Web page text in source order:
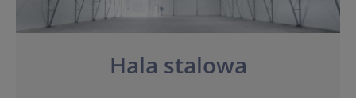
Hala stalowa